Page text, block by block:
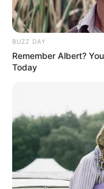
Diantara serial TV yang
muda terbaik dalam
Setelah ia berperan di
yang berjudulMi
Kemudian ia
Christmas(2021),
BUZZ DAY
Remember Albert?
Today